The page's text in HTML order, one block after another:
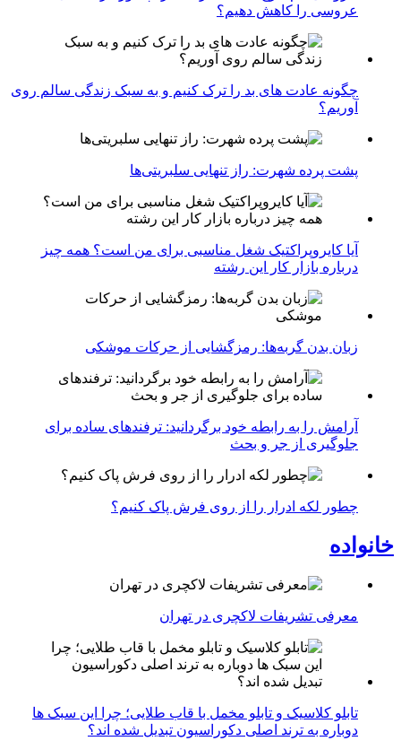
عروسی را کاهش دهیم؟
چگونه عادت‌ های بد را ترک کنیم و به سبک زندگی سالم روی
آوریم؟
پشت پرده شهرت: راز تنهایی سلبریتی‌ها
آیا کایروپراکتیک شغل مناسبی برای من است؟ همه چیز
درباره بازار کار این رشته
زبان بدن گربه‌ها: رمزگشایی از حرکات موشکی
آرامش را به رابطه خود برگردانید: ترفندهای ساده برای
جلوگیری از جر و بحث
چطور لکه ادرار را از روی فرش پاک کنیم؟
خانواده
معرفی تشریفات لاکچری در تهران
تابلو کلاسیک و تابلو مخمل با قاب طلایی؛ چرا این سبک ها
دوباره به ترند اصلی دکوراسیون تبدیل شده اند؟